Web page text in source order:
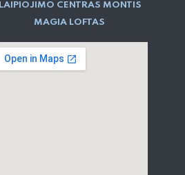
LAIPIOJIMO CENTRAS MONTIS
MAGIA LOFTAS